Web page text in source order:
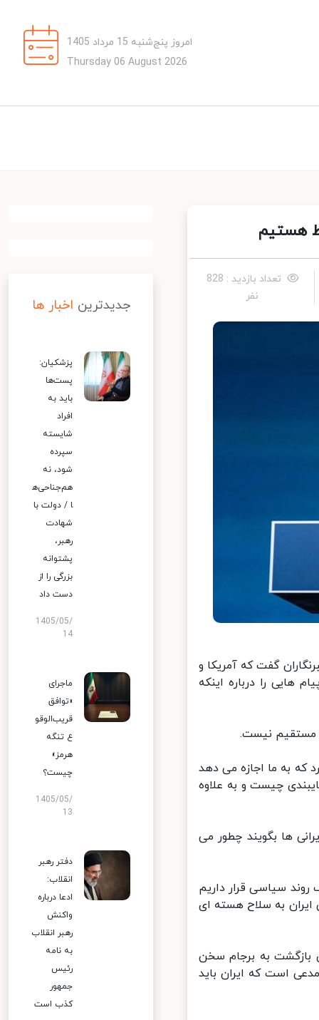
امروز پنج‌شنبه 15 مرداد 1405
Thursday 06 August 2026
هستیم
تعداد بازدید : 828
نفر
گفت که آمریکا و
هایی را درباره اینکه
نیست.
که به ما اجازه می دهد
چیست و به علاوه
ها بگویند چطور می
سیاسی قرار داریم
به سلاح هسته ای
بازگشت به برجام سخن
است که ایران باید
جدیدترین اخبار ها
پزشکیان:
پست‌ها
باید به
افراد
شایسته
سپرده
شود، نه
هم‌جناحی‌ه
ا / دولت با
شهادت
رهبر،
پشتوانه
بزرگی را از
دست داد
1405/05/
14
ماجرای
«توافق
قریب‌الوقو
ع تنگه
هرمز»
چیست؟
1405/05/
13
دفتر رهبر
انقلاب:
ادعا درباره
واکنش
رهبر انقلاب
به نامه
رئیس
جمهور
کذب است